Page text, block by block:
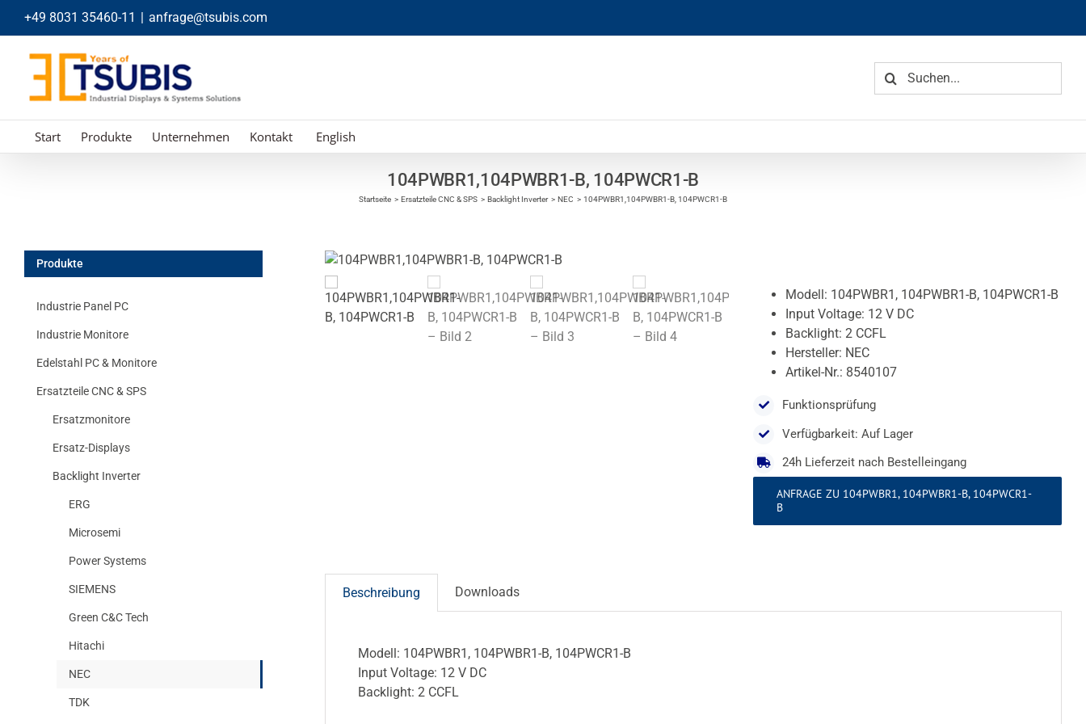
+49 8031 35460-11 | anfrage@tsubis.com
Suche
nach:
Start Produkte Unternehmen Kontakt English
104PWBR1,104PWBR1-B, 104PWCR1-B
Startseite Ersatzteile CNC & SPS Backlight Inverter NEC 104PWBR1,104PWBR1-B, 104PWCR1-B
Modell: 104PWBR1, 104PWBR1-B, 104PWCR1-B
Input Voltage: 12 V DC
Backlight: 2 CCFL
Hersteller: NEC
Artikel-Nr.: 8540107
Funktionsprüfung
Verfügbarkeit: Auf Lager
24h Lieferzeit nach Bestelleingang
ANFRAGE ZU 104PWBR1, 104PWBR1-B, 104PWCR1-
B
Beschreibung Downloads
Modell: 104PWBR1, 104PWBR1-B, 104PWCR1-B
Input Voltage: 12 V DC
Backlight: 2 CCFL
Produkte
Industrie Panel PC
Industrie Monitore
Edelstahl PC & Monitore
Ersatzteile CNC & SPS
Ersatzmonitore
Ersatz-Displays
Backlight Inverter
ERG
Microsemi
Power Systems
SIEMENS
Green C&C Tech
Hitachi
NEC
TDK